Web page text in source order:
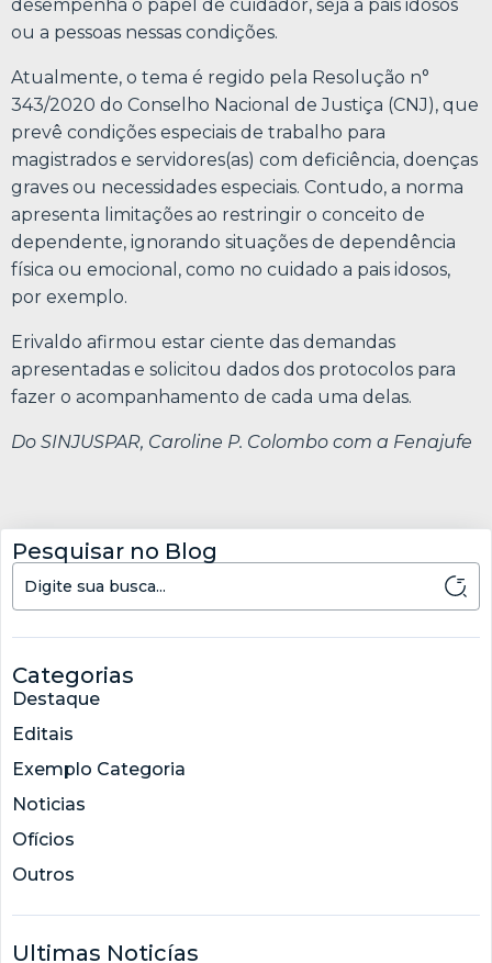
desempenha o papel de cuidador, seja a pais idosos
ou a pessoas nessas condições.
Atualmente, o tema é regido pela Resolução n°
343/2020 do Conselho Nacional de Justiça (CNJ), que
prevê condições especiais de trabalho para
magistrados e servidores(as) com deficiência, doenças
graves ou necessidades especiais. Contudo, a norma
apresenta limitações ao restringir o conceito de
dependente, ignorando situações de dependência
física ou emocional, como no cuidado a pais idosos,
por exemplo.
Erivaldo afirmou estar ciente das demandas
apresentadas e solicitou dados dos protocolos para
fazer o acompanhamento de cada uma delas.
Do SINJUSPAR, Caroline P. Colombo com a Fenajufe
Pesquisar no Blog
Categorias
Destaque
Editais
Exemplo Categoria
Noticias
Ofícios
Outros
Ultimas Noticías